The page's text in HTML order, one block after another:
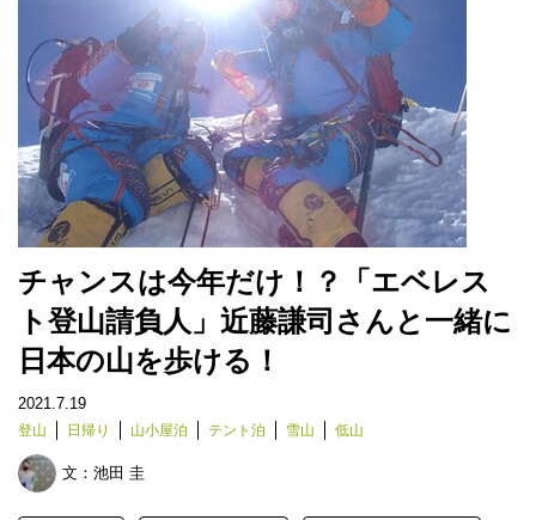
チャンスは今年だけ！？「エベレス
ト登山請負人」近藤謙司さんと一緒に
日本の山を歩ける！
2021.7.19
登山 日帰り 山小屋泊 テント泊 雪山 低山
文： 池田 圭